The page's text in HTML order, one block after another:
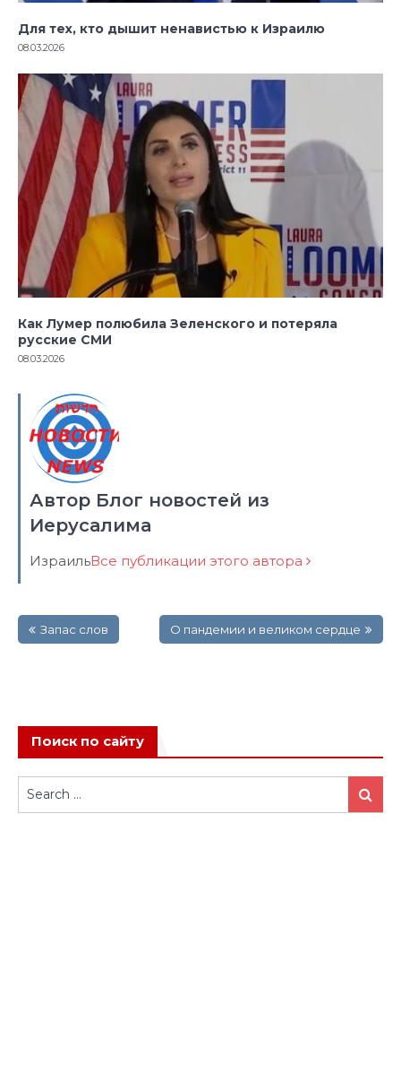
Для тех, кто дышит ненавистью к Израилю
08.03.2026
Как Лумер полюбила Зеленского и потеряла
русские СМИ
08.03.2026
Автор Блог новостей из
Иерусалима
ИзраильВсе публикации этого автора
поЗапас слов О пандемии и великом сердце
Поиск по сайту
Search
for:
Search